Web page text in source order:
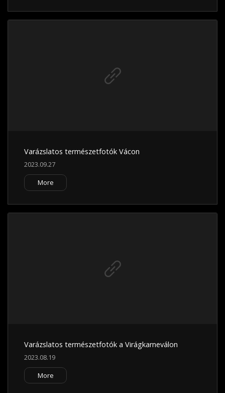
Varázslatos természetfotók Vácon
2023.09.27
More
Varázslatos természetfotók a Virágkarneválon
2023.08.19
More